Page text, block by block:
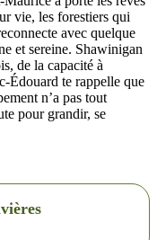
vie, les forestiers qui
avec quelque
et sereine. Shawinigan
de la capacité à
Édouard te rappelle que
n’a pas tout
pour grandir, se